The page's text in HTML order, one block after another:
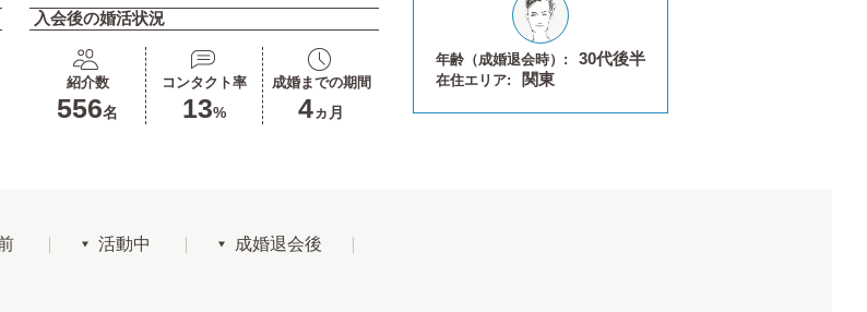
入会後の婚活状況
紹介数
556名
コンタクト率
13%
成婚までの期間
4ヵ月
年齢（成婚退会時）: 30代後半
在住エリア: 関東
活動中 成婚退会後